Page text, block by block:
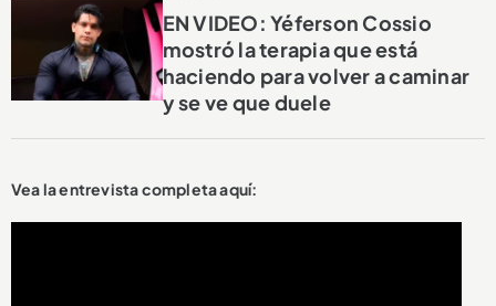
EN VIDEO: Yéferson Cossio
mostró la terapia que está
haciendo para volver a caminar
y se ve que duele
Vea la entrevista completa aquí: